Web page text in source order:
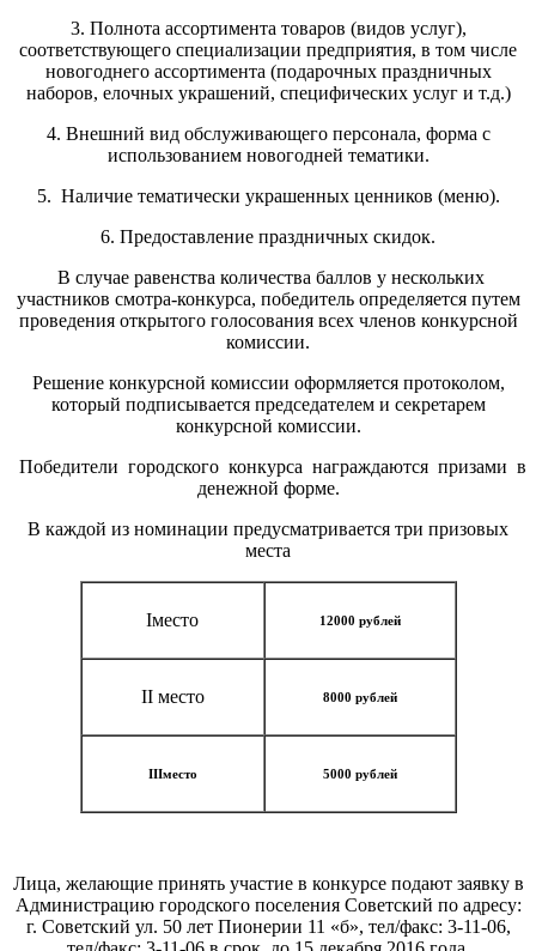
3. Полнота ассортимента товаров (видов услуг),
соответствующего специализации предприятия, в том числе
новогоднего ассортимента (подарочных праздничных
наборов, елочных украшений, специфических услуг и т.д.)
4. Внешний вид обслуживающего персонала, форма с
использованием новогодней тематики.
5. Наличие тематически украшенных ценников (меню).
6. Предоставление праздничных скидок.
В случае равенства количества баллов у нескольких
участников смотра-конкурса, победитель определяется путем
проведения открытого голосования всех членов конкурсной
комиссии.
Решение конкурсной комиссии оформляется протоколом,
который подписывается председателем и секретарем
конкурсной комиссии.
Победители городского конкурса награждаются призами в
денежной форме.
В каждой из номинации предусматривается три призовых
места
Iместо 12000 рублей
II место 8000 рублей
IIIместо 5000 рублей
Лица, желающие принять участие в конкурсе подают заявку в
Администрацию городского поселения Советский по адресу:
г. Советский ул. 50 лет Пионерии 11 «б», тел/факс: 3-11-06,